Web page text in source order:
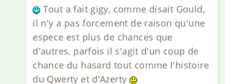
Tout a fait gigy, comme disait Gould,
il n'y a pas forcement de raison qu'une
espece est plus de chances que
d'autres, parfois il s'agit d'un coup de
chance du hasard tout comme l'histoire
du Qwerty et d'Azerty